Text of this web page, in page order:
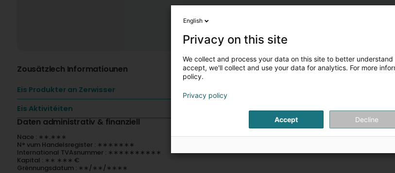
Zousätzlech Informatiounen
Eis Produkter an Zerwisser
Eis Aktivitéiten
Daten administrativ & finanziell
Nace : ∗∗.∗∗∗
N° vum Handelsregister : ∗∗∗∗∗∗∗
International TVAsnummer : ∗∗∗∗∗∗∗∗∗∗
Kapital : ∗∗ ∗∗∗ €
Grënnungsdatum : ∗∗/∗∗/∗∗∗∗
English
Privacy on this site
We collect and process your data on this site to better
accept, we'll collect and use your data for analytics. For more
policy.
Privacy policy
Accept Decline